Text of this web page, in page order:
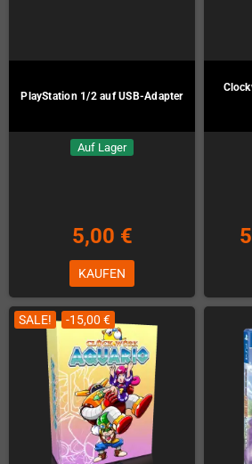
PlayStation 1/2 auf USB-Adapter
Auf Lager
5,00 €
KAUFEN
SALE! -15,00 €